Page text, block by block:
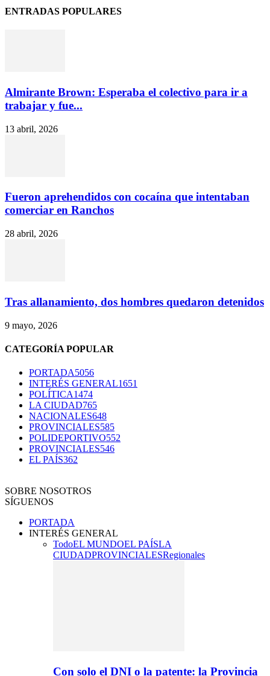
ENTRADAS POPULARES
Almirante Brown: Esperaba el colectivo para ir a
trabajar y fue...
13 abril, 2026
Fueron aprehendidos con cocaína que intentaban
comerciar en Ranchos
28 abril, 2026
Tras allanamiento, dos hombres quedaron detenidos
9 mayo, 2026
CATEGORÍA POPULAR
PORTADA5056
INTERÉS GENERAL1651
POLÍTICA1474
LA CIUDAD765
NACIONALES648
PROVINCIALES585
POLIDEPORTIVO552
PROVINCIALES546
EL PAÍS362
SOBRE NOSOTROS
SÍGUENOS
PORTADA
INTERÉS GENERAL
TodoEL MUNDOEL PAÍSLA
CIUDADPROVINCIALESRegionales
Con solo el DNI o la patente: la Provincia